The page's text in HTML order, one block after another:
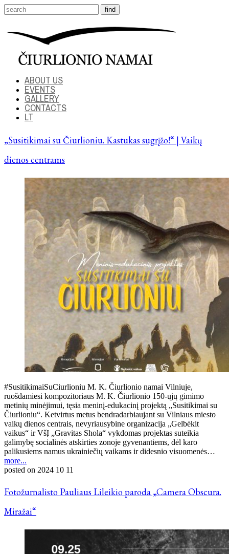
ABOUT US
EVENTS
GALLERY
CONTACTS
LT
„Susitikimai su Čiurlioniu. Kastukas sugrįžo!“ | Vaikų
dienos centrams
#SusitikimaiSuCiurlioniu M. K. Čiurlionio namai Vilniuje,
ruošdamiesi kompozitoriaus M. K. Čiurlionio 150-ųjų gimimo
metinių minėjimui, tęsia meninį-edukacinį projektą „Susitikimai su
Čiurlioniu“. Ketvirtus metus bendradarbiaujant su Vilniaus miesto
vaikų dienos centrais, nevyriausybine organizacija „Gelbėkit
vaikus“ ir VšĮ „Gravitas Shola“ vykdomas projektas suteikia
galimybę socialinės atskirties zonoje gyvenantiems, dėl karo
palikusiems namus ukrainiečių vaikams ir didesnio visuomenės…
more...
posted on 2024 10 11
Fotožurnalisto Pauliaus Lileikio paroda „Camera Obscura.
Miražai“